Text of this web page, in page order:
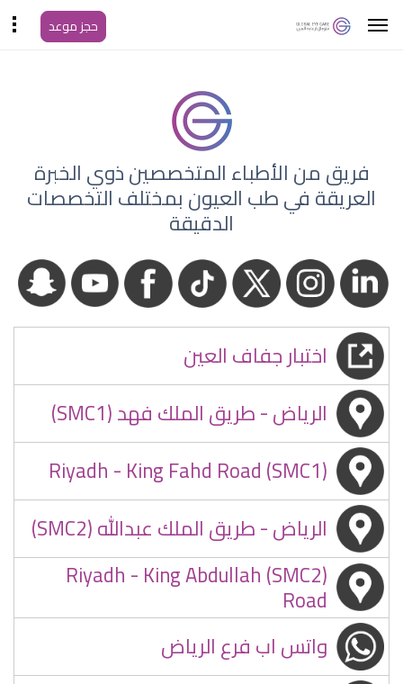
حجز موعد
فريق من الأطباء المتخصصين ذوي الخبرة
العريقة في طب العيون بمختلف التخصصات
الدقيقة
اختبار جفاف العين
الرياض - طريق الملك فهد (SMC1)
Riyadh - King Fahd Road (SMC1)
الرياض - طريق الملك عبدالله (SMC2)
(SMC2) Riyadh - King Abdullah
Road
واتس اب فرع الرياض